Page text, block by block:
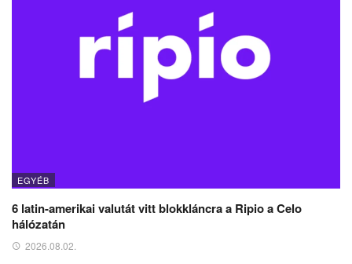
EGYÉB
6 latin-amerikai valutát vitt blokkláncra a Ripio a Celo
hálózatán
2026.08.02.